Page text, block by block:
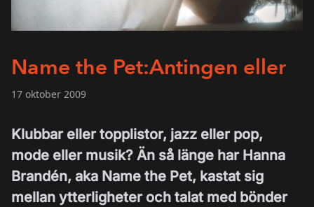
Name the Pet:Antingen eller
17 oktober 2009
Klubbar eller topplistor, jazz eller pop,
mode eller musik? Än så länge har Hanna
Brandén, aka Name the Pet, kastat sig
mellan ytterligheter och talat med bönder